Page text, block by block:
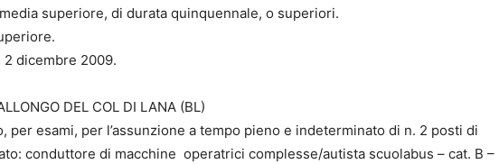
superiore, di durata quinquennale, o superiori.
dicembre 2009.
DEL COL DI LANA (BL)
per esami, per l’assunzione a tempo pieno e indeterminato di n. 2 posti di
conduttore di macchine operatrici complesse/autista scuolabus – cat. B –